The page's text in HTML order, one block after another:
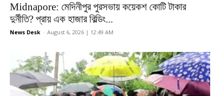
Midnapore: মেদিনীপুর পুরসভায় কয়েকশ কোটি টাকার
দুর্নীতি? প্রায় এক হাজার বিল্ডিং...
News Desk - August 6, 2026 | 12:49 AM